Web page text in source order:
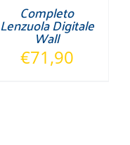
Completo
Lenzuola Digitale
Wall
€71,90